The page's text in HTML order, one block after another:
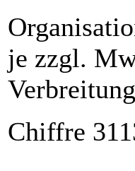
je zzgl.
Chiffre